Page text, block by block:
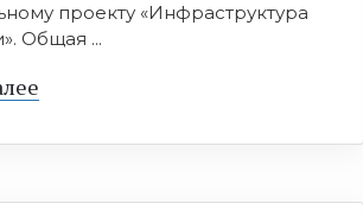
проекту «Инфраструктура
Общая ...